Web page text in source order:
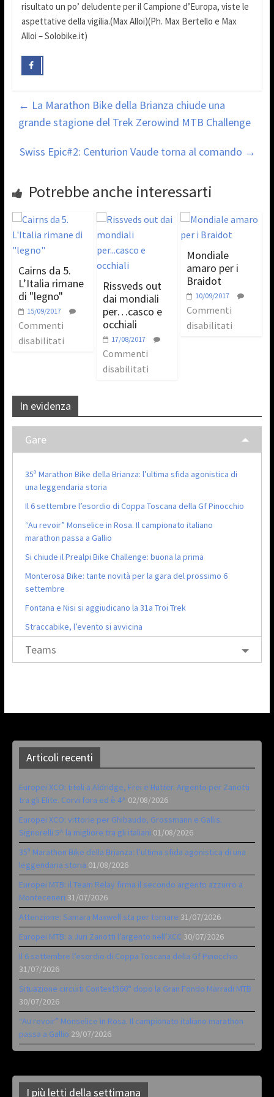
risultato un po’ deludente per il Campione d’Europa, viste le
aspettative della vigilia.(Max Alloi)(Ph. Max Bertello e Max
Alloi – Solobike.it)
← La Marathon Bike della Brianza chiude una
grande stagione del Trek Zerowind MTB Challenge
Swiss Epic#2: Centurion Vaude torna al comando →
Potrebbe anche interessarti
Cairns da 5.
L’Italia rimane
di "legno"
15/09/2017
Commenti
disabilitati
Rissveds out
dai mondiali
per…casco e
occhiali
17/08/2017
Commenti
disabilitati
Mondiale
amaro per i
Braidot
10/09/2017
Commenti
disabilitati
In evidenza
Gare
35ª Marathon Bike della Brianza: l’ultima sfida agonistica di
una leggendaria storia
Il 6 settembre l’esordio di Coppa Toscana della Gf Pinocchio
“Au revoir” Monselice in Rosa. Il campionato italiano
marathon passa a Gallio
Si chiude il Prealpi Bike Challenge: buona la prima
Monterosa Bike: tante novità per la gara del prossimo 6
settembre
Fontana e Nisi si aggiudicano la 31a Troi Trek
Straccabike, l’evento si avvicina
Teams
Articoli recenti
Europei XCO: titoli a Aldridge, Frei e Hutter. Argento per Zanotti
tra gli Elite. Corvi fora ed è 4^ 02/08/2026
Europei XCO: vittorie per Ghibaudo, Grossmann e Gallis.
Signorelli 5^ la migliore tra gli italiani 01/08/2026
35ª Marathon Bike della Brianza: l’ultima sfida agonistica di una
leggendaria storia 01/08/2026
Europei MTB: il Team Relay firma il secondo argento azzurro a
Monteceneri 31/07/2026
Attenzione: Samara Maxwell sta per tornare 31/07/2026
Europei MTB: a Juri Zanotti l’argento nell’XCC 30/07/2026
Il 6 settembre l’esordio di Coppa Toscana della Gf Pinocchio
31/07/2026
Situazione circuiti Contest360° dopo la Gran Fondo Marradi MTB
30/07/2026
“Au revoir” Monselice in Rosa. Il campionato italiano marathon
passa a Gallio 29/07/2026
I più letti della settimana